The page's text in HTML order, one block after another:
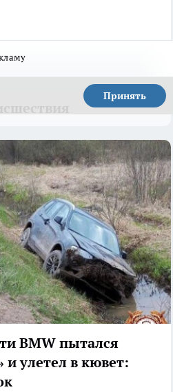
Принять
BMW пытался
и улетел в кювет: